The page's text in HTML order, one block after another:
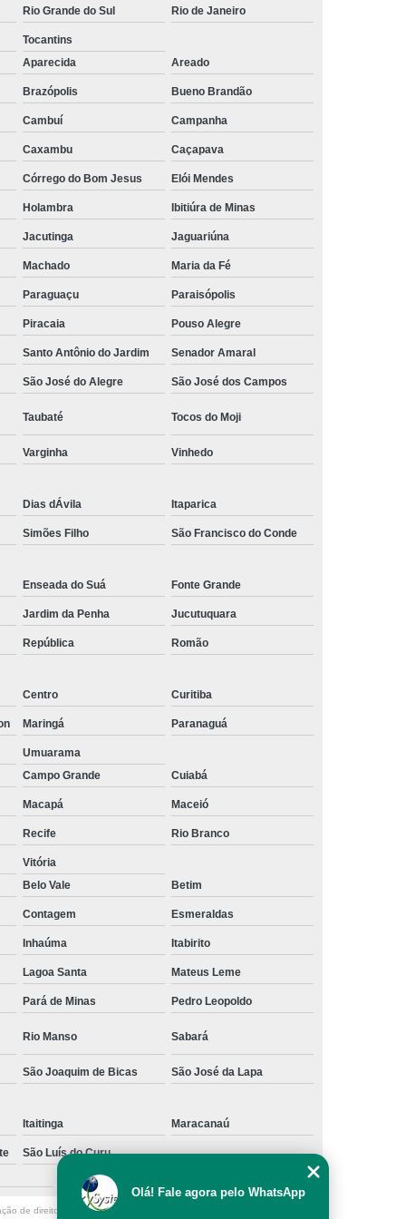
Rastreador Gps para Caminhão
para Caminhão Via Satélite
Rastreador Via Satélite para Caminhão
Sistema de Rastreamento de Caminhões
Especializada em Rastreador de Carro
Carro
Rastreador de Carro Belo Horizonte
Rastreador Gps para Carros
Rastreador Veicular para Carro
Rastreador Veicular para Frota
para Carros
Rastreador de Carros
em Carro
Rastreador Gps Carro
no Carro
Rastreador para Carro
Rastreador para Colocar no Carro
Empresa de Rastreamento de Automóveis
Carros
Rastreamento Carros Via Satélite
Rastreamento de Carros e Caminhões
Rastreamento de Carros Minas Gerais
Rastreamento de Carros Via Satélite
Gestão de Frotas Rastreamento
Rastreamento de Frota Veicular
Rastreamento de Frotas com Tecnologia Gps
Rastreamento e Gestão de Frotas
Frotas
Rastreamento Frota Gps
Empresa de Rastreamento de Carros
Empresa de Rastreamento Veicular
Veicular Belo Horizonte
Veicular Minas Gerais
de Rastreamento Veicular
Rastreamento Automotivo
e Monitoramento Veicular
Fadiga
Detector de Fadiga do Motorista
Sensor Anti Fadiga
Sensor de Fadiga
Sensor de Fadiga para Caminhões
Camera Veicular Gravador
Gravador de Imagens Veiculares
Digital Veicular Gravador Dvr Veicular
Rio Grande do Sul Rio de Janeiro
Tocantins
Aparecida Areado
Brazópolis Bueno Brandão
Cambuí Campanha
Caxambu Caçapava
Córrego do Bom Jesus Elói Mendes
Holambra Ibitiúra de Minas
Jacutinga Jaguariúna
Machado Maria da Fé
Paraguaçu Paraisópolis
Piracaia Pouso Alegre
Santo Antônio do Jardim Senador Amaral
São José do Alegre São José dos Campos
Taubaté Tocos do Moji
Varginha Vinhedo
Dias dÁvila Itaparica
Simões Filho São Francisco do Conde
Enseada do Suá Fonte Grande
Jardim da Penha Jucutuquara
República Romão
Centro Curitiba
Maringá Paranaguá
Umuarama
Campo Grande Cuiabá
Macapá Maceió
Recife Rio Branco
Vitória
Belo Vale Betim
Contagem Esmeraldas
Inhaúma Itabirito
Lagoa Santa Mateus Leme
Pará de Minas Pedro Leopoldo
Rio Manso Sabará
São Joaquim de Bicas São José da Lapa
Itaitinga Maracanaú
São Luís do Curu
Zona Sul
de direito autoral – artigo 184 do Código Penal –
Olá! Fale agora pelo WhatsApp